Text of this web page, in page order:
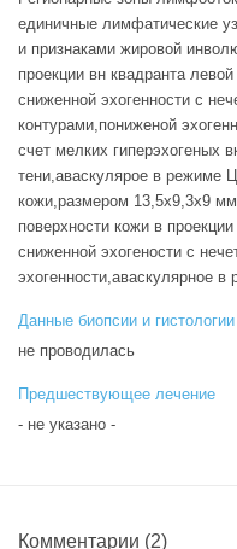
единичные лимфатические
и признаками жировой
проекции вн квадранта
сниженной эхогенности с
контурами,пониженой
счет мелких гиперэхогеных
тени,аваскулярое в режиме
кожи,размером 13,5х9,3х9
поверхности кожи в
сниженной эхогености с
эхогенности,аваскулярное
Данные биопсии и гистологии
не проводилась
Предшествующее лечение
- не указано -
Комментарии (2)